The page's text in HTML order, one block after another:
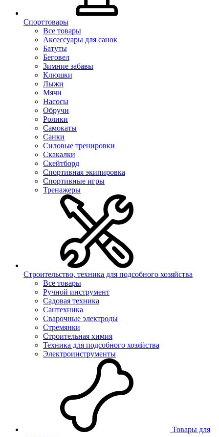
Спорттовары
Все товары
Аксессуары для санок
Батуты
Беговел
Зимние забавы
Клюшки
Лыжи
Мячи
Насосы
Обручи
Ролики
Самокаты
Санки
Силовые тренировки
Скакалки
Скейтборд
Спортивная экипировка
Спортивные игры
Тренажеры
Строительство, техника для подсобного хозяйства
Все товары
Ручной инструмент
Садовая техника
Сантехника
Сварочные электроды
Стремянки
Строительная химия
Техника для подсобного хозяйства
Электроинструменты
Товары для